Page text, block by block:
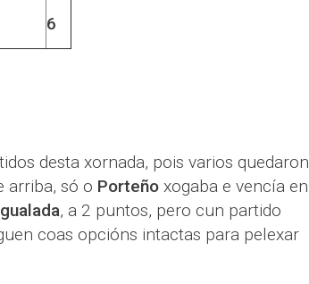
6
desta xornada, pois varios quedaron
arriba, só o Porteñoxogaba e vencía en
, a 2 puntos, pero cun partido
coas opcións intactas para pelexar